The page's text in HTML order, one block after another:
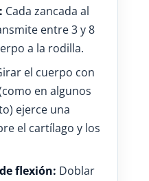
Cada zancada al
entre 3 y 8
a la rodilla.
el cuerpo con
en algunos
ejerce una
el cartílago y los
flexión: Doblar